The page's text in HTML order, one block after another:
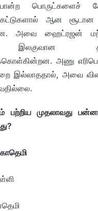
பொருட்களைச்
ஆன
அவை ஹைட்ரஜன்
அணு
இல்லாததால், அவை
பற்றிய முதலாவது